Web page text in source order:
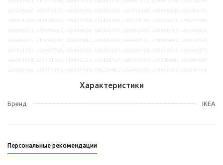
Характеристики
Бренд IKEA
Персональные рекомендации